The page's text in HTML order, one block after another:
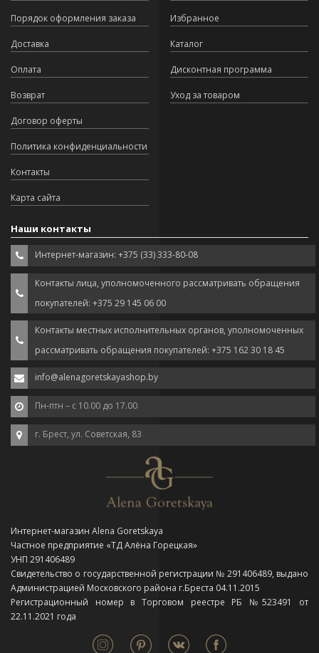
Порядок оформления заказа
Доставка
Оплата
Возврат
Договор оферты
Политика конфиденциальности
Контакты
Карта сайта
Избранное
Каталог
Дисконтная программа
Уход за товаром
Наши контакты
Интернет-магазин: +375 (33) 333-80-08
Контакты лица, уполномоченного рассматривать обращения
покупателей: +375 29 145 06 00
Контакты местных исполнительных органов, уполномоченных
рассматривать обращения покупателей: +375 162 30 18 45
info@alenagoretskayashop.by
Пн-птн – с 10.00 до 17.00
г. Брест, ул. Советская, 83
Интернет-магазин Alena Goretskaya
Частное предприятие «ТД Алёна Горецкая»
УНП 291406489
Свидетельство о государственной регистрации № 291406489, выдано
Администрацией Московского района г.Бреста 04.11.2015
Регистрационный номер в Торговом реестре РБ №523491 от
22.11.2021 года